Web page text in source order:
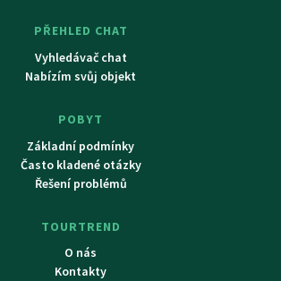
PŘEHLED CHAT
Vyhledávač chat
Nabízím svůj objekt
POBYT
Základní podmínky
Často kladené otázky
Řešení problémů
TOURTREND
O nás
Kontakty